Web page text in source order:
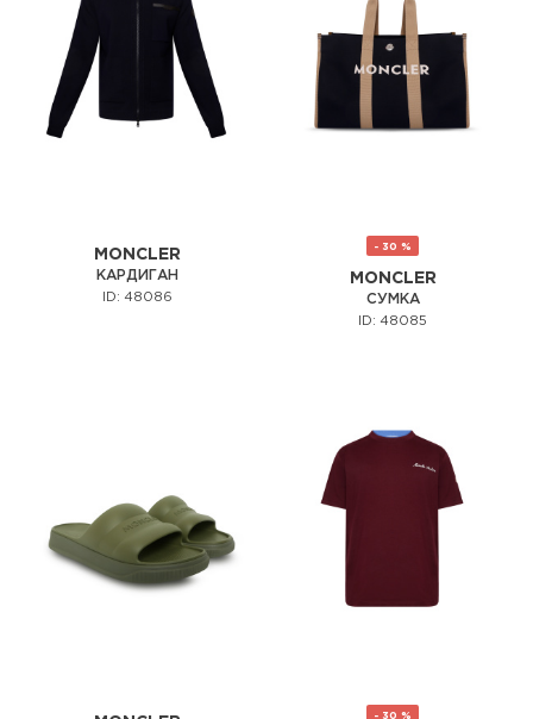
MONCLER
КАРДИГАН
ID: 48086
- 30 %
MONCLER
СУМКА
ID: 48085
- 30 %